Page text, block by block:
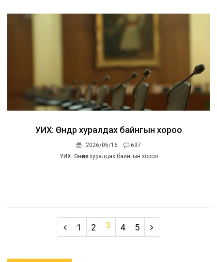
УИХ: Өнөөдөр хуралдах байнгын хороо
2026/06/16
697
УИХ: Өнөөдөр хуралдах байнгын хороо
1 2 3 4 5